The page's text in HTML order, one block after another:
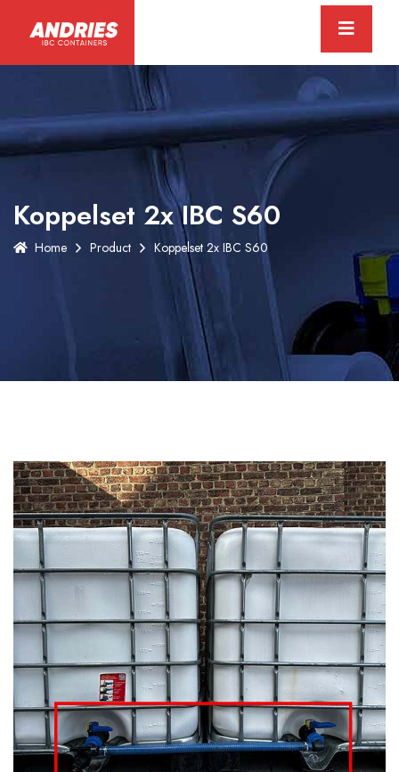
Koppelset 2x IBC S60
Home Product Koppelset 2x IBC S60